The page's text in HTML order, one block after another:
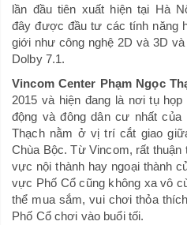
lần đầu tiên xuất hiện tại Hà
đây được đầu tư các tính năng
giới như công nghệ 2D và 3D
Dolby 7.1.
Vincom Center Phạm Ngọc
2015 và hiện đang là nơi tụ
động và đông dân cư nhất của
Thạch nằm ở vị trí cắt giao
Chùa Bộc. Từ Vincom, rất thuận
vực nội thành hay ngoại thành
vực Phố Cổ cũng không xa vô
thể mua sắm, vui chơi thỏa
Phố Cổ chơi vào buổi tối.